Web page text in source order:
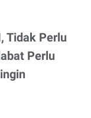
Tidak Perlu
Perlu